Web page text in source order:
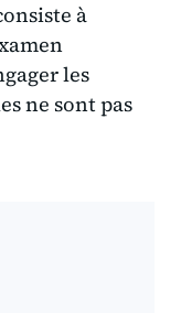
à
les
ne sont pas